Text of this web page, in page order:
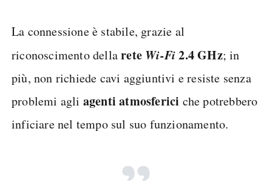
La connessione è stabile, grazie al
riconoscimento dellarete Wi-Fi2.4 GHz; in
più, non richiede cavi aggiuntivi e resiste senza
problemi agli agenti atmosferici che potrebbero
inficiare nel tempo sul suo funzionamento.